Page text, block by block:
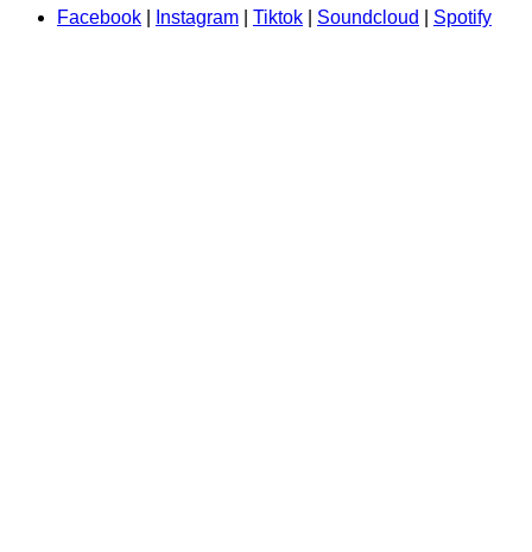
Facebook Instagram Tiktok Soundcloud Spotify